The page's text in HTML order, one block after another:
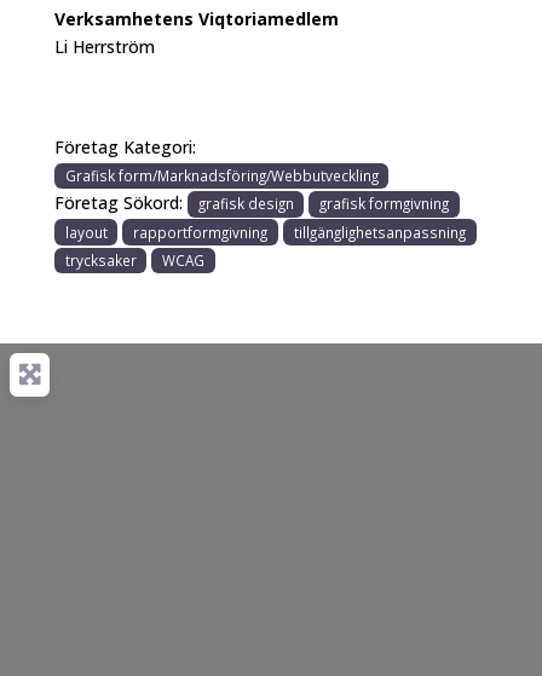
Verksamhetens Viqtoriamedlem
Li Herrström
Företag Kategori:
Grafisk form/Marknadsföring/Webbutveckling
Företag Sökord: grafisk design
grafisk formgivning
layout
rapportformgivning
tillgänglighetsanpassning
trycksaker
WCAG